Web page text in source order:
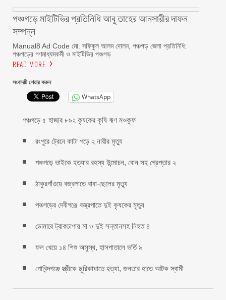
পঞ্চগড়ে মাইটিভির প্রতিনিধি আবু তাহের আনসারীর দাফন
সম্পন্ন
Manual8 Ad Code মো. সফিকুল আলম দোলন, পঞ্চগড় জেলা প্রতিনিধি:
পঞ্চগড়ের গণমাধ্যমকর্মী ও মাইটিভির পঞ্চগড়
READ MORE
সংবাদটি শেয়ার করুন
WhatsApp
পঞ্চগড়ে ৫ হাজার ৮৯২ কৃষকের কৃষি ঋণ মওকুফ
রংপুরে ট্রেনে কাটা পড়ে ২ নারীর মৃত্যু
পঞ্চগড়ে ভাইকে হত্যার রহস্য উন্মোচন, বোন সহ গ্রেপ্তার ২
ঠাকুরগাঁওয়ে বজ্রপাতে বাবা-ছেলের মৃত্যু
পঞ্চগড়ের দেবীগঞ্জে বজ্রপাতে দুই কৃষকের মৃত্যু
ডোমারে ট্রাকচাপায় মা ও দুই সন্তানসহ নিহত ৪
ফল খেয়ে ১৪ শিশু অসুস্থ, হাসপাতালে ভর্তি ৯
গোবিন্দগঞ্জে স্ত্রীকে ছুরিকাঘাতে হত্যা, জনতার হাতে আটক স্বামী